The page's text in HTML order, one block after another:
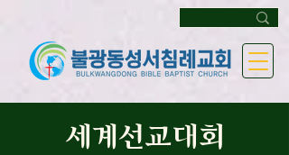
세계선교대회